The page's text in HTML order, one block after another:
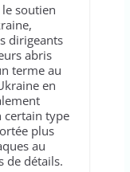
soutien
dirigeants
abris
terme au
en
certain type
plus
au
de détails.